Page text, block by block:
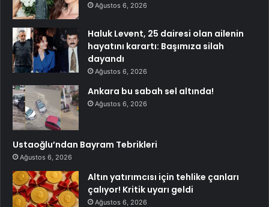
Ağustos 6, 2026
Haluk Levent, 25 dairesi olan ailenin
hayatını karartı: Başımıza silah
dayandı
Ağustos 6, 2026
Ankara bu sabah sel altında!
Ağustos 6, 2026
Ustaoğlu’ndan Bayram Tebrikleri
Ağustos 6, 2026
Altın yatırımcısı için tehlike çanları
çalıyor! Kritik uyarı geldi
Ağustos 6, 2026